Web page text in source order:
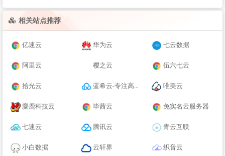
相关站点推荐
亿速云 华为云 七云数据
阿里云 樱之云 伍六七云
拾光云 蓝希云-专注高性价比简单好用的云计算产品-青云互联 唯美云
麋鹿科技云 毕茜云 免实名云服务器
七速云 腾讯云 青云互联
小白数据 云轩界 织音云